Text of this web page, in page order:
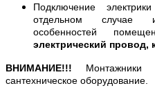
Подключение
отдельном случае
особенностей
электрический провод,
ВНИМАНИЕ!!! Монтажники
сантехническое оборудование.